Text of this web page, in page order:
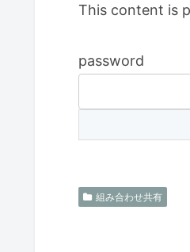
This content is
password
組み合わせ共有